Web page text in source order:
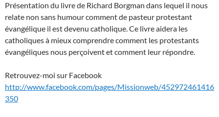
Présentation du livre de Richard Borgman dans lequel il nous
relate non sans humour comment de pasteur protestant
évangélique il est devenu catholique. Ce livre aidera les
catholiques à mieux comprendre comment les protestants
évangéliques nous perçoivent et comment leur répondre.
Retrouvez-moi sur Facebook
http://www.facebook.com/pages/Missionweb/452972461416
350